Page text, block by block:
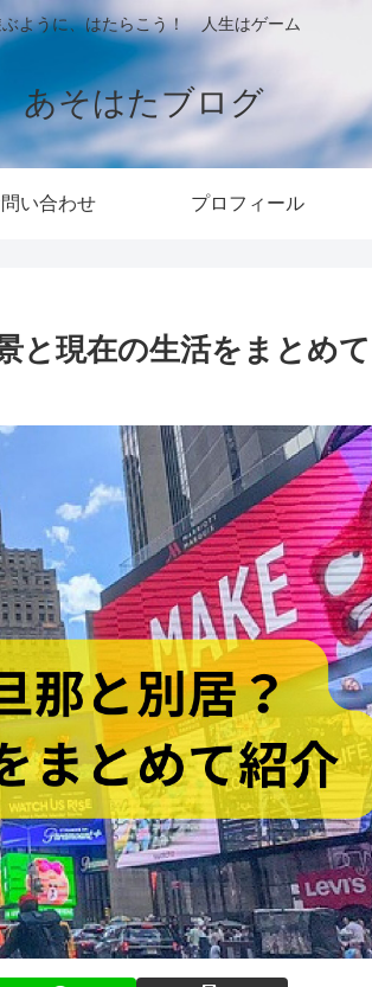
ように、はたらこう！ 人生はゲーム
あそはたブログ
い合わせ プロフィール
と現在の生活をまとめて